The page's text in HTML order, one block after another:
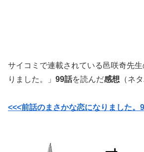
サイコミで連載されている邑咲奇先
りました。」 99話を読んだ感想 （ネ
<<<前話のまさかな恋になりました。